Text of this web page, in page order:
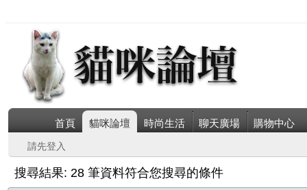
首頁 貓咪論壇 時尚生活 聊天廣場 購物中心
請先登入
搜尋結果: 28 筆資料符合您搜尋的條件